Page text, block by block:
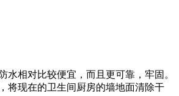
相对比较便宜，而且更可靠，牢固。
将现在的卫生间厨房的墙地面清除干